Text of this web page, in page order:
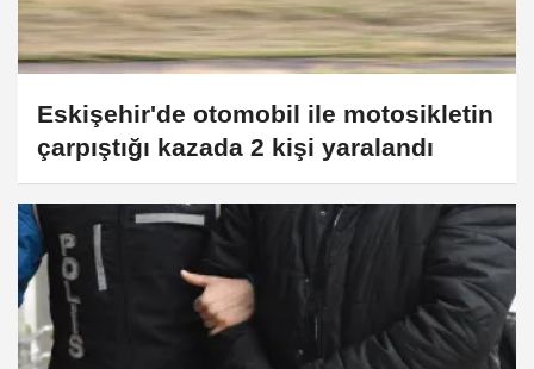
Eskişehir'de otomobil ile motosikletin
çarpıştığı kazada 2 kişi yaralandı